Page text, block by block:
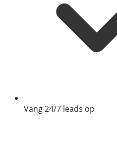
Vang 24/7 leads op